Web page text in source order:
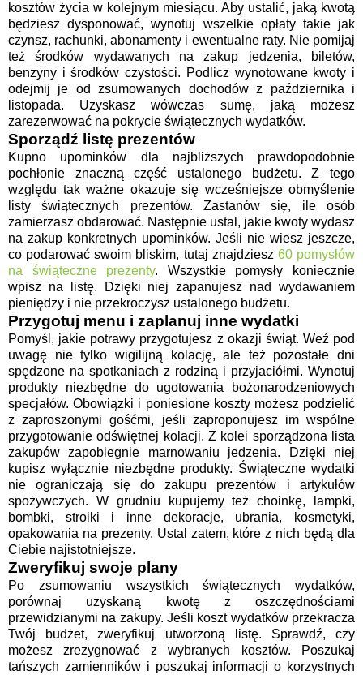
kosztów życia w kolejnym miesiącu. Aby ustalić, jaką kwotą
będziesz dysponować, wynotuj wszelkie opłaty takie jak
czynsz, rachunki, abonamenty i ewentualne raty. Nie pomijaj
też środków wydawanych na zakup jedzenia, biletów,
benzyny i środków czystości. Podlicz wynotowane kwoty i
odejmij je od zsumowanych dochodów z października i
listopada. Uzyskasz wówczas sumę, jaką możesz
zarezerwować na pokrycie świątecznych wydatków.
Sporządź listę prezentów
Kupno upominków dla najbliższych prawdopodobnie
pochłonie znaczną część ustalonego budżetu. Z tego
względu tak ważne okazuje się wcześniejsze obmyślenie
listy świątecznych prezentów. Zastanów się, ile osób
zamierzasz obdarować. Następnie ustal, jakie kwoty wydasz
na zakup konkretnych upominków. Jeśli nie wiesz jeszcze,
co podarować swoim bliskim, tutaj znajdziesz 60 pomysłów
na świąteczne prezenty. Wszystkie pomysły koniecznie
wpisz na listę. Dzięki niej zapanujesz nad wydawaniem
pieniędzy i nie przekroczysz ustalonego budżetu.
Przygotuj menu i zaplanuj inne wydatki
Pomyśl, jakie potrawy przygotujesz z okazji świąt. Weź pod
uwagę nie tylko wigilijną kolację, ale też pozostałe dni
spędzone na spotkaniach z rodziną i przyjaciółmi. Wynotuj
produkty niezbędne do ugotowania bożonarodzeniowych
specjałów. Obowiązki i poniesione koszty możesz podzielić
z zaproszonymi gośćmi, jeśli zaproponujesz im wspólne
przygotowanie odświętnej kolacji. Z kolei sporządzona lista
zakupów zapobiegnie marnowaniu jedzenia. Dzięki niej
kupisz wyłącznie niezbędne produkty. Świąteczne wydatki
nie ograniczają się do zakupu prezentów i artykułów
spożywczych. W grudniu kupujemy też choinkę, lampki,
bombki, stroiki i inne dekoracje, ubrania, kosmetyki,
opakowania na prezenty. Ustal zatem, które z nich będą dla
Ciebie najistotniejsze.
Zweryfikuj swoje plany
Po zsumowaniu wszystkich świątecznych wydatków,
porównaj uzyskaną kwotę z oszczędnościami
przewidzianymi na zakupy. Jeśli koszt wydatków przekracza
Twój budżet, zweryfikuj utworzoną listę. Sprawdź, czy
możesz zrezygnować z wybranych kosztów. Poszukaj
tańszych zamienników i poszukaj informacji o korzystnych